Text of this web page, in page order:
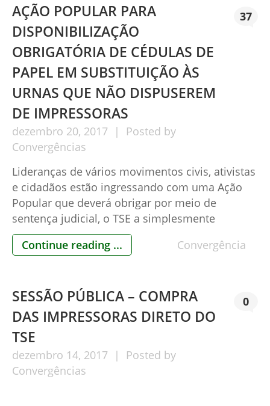
AÇÃO POPULAR PARA
DISPONIBILIZAÇÃO
OBRIGATÓRIA DE CÉDULAS DE
PAPEL EM SUBSTITUIÇÃO ÀS
URNAS QUE NÃO DISPUSEREM
DE IMPRESSORAS
dezembro 20, 2017
Posted by
Convergências
37
Lideranças de vários movimentos civis, ativistas
e cidadãos estão ingressando com uma Ação
Popular que deverá obrigar por meio de
sentença judicial, o TSE a simplesmente
cumprir a Lei, sem problemas orçamentários e
logísticos. Nas seções eleitorais nas quais não
[…]
Continue reading ... Convergência
SESSÃO PÚBLICA – COMPRA
DAS IMPRESSORAS DIRETO DO
TSE
dezembro 14, 2017
Posted by
Convergências
0